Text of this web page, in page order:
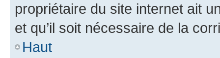
propriétaire du site internet ait
et qu’il soit nécessaire de la
Haut